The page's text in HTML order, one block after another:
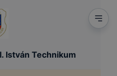
István Technikum